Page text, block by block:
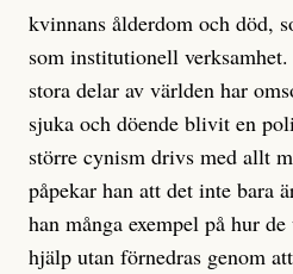
kvinnans ålderdom och död,
som institutionell
stora delar av världen har
sjuka och döende blivit en
större cynism drivs med allt
påpekar han att det inte bara
han många exempel på hur
hjälp utan förnedras genom